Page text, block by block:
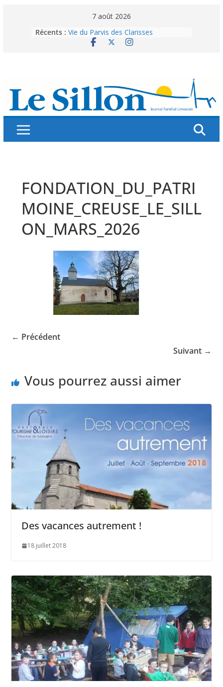
7 août 2026
Récents : Vie du Parvis des Clarisses
La brochure « Des vacances
Splendeurs murales de nos églises
Abonnez-vous ! Réabonnez-vous !
FONDATION_DU_PATRI
MOINE_CREUSE_LE_SILL
ON_MARS_2026
← Précédent
Suivant →
Vous pourrez aussi aimer
Des vacances autrement !
18 juillet 2018